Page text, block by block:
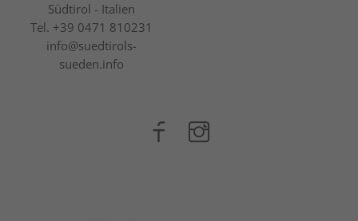
Südtirol - Italien
Tel. +39 0471 810231
info@suedtirols-
sueden.info